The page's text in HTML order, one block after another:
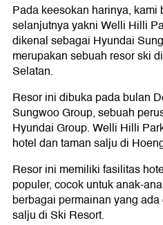
Pada keesokan harinya,
selanjutnya yakni Welli Hilli
dikenal sebagai Hyundai
merupakan sebuah resor ski
Selatan.
Resor ini dibuka pada bulan
Sungwoo Group, sebuah
Hyundai Group. Welli Hilli
hotel dan taman salju di
Resor ini memiliki fasilitas
populer, cocok untuk anak-
berbagai permainan yang
salju di Ski Resort.